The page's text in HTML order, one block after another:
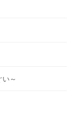
～